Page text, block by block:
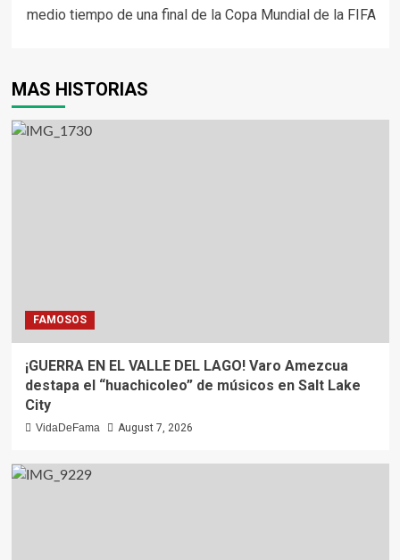
medio tiempo de una final de la Copa Mundial de la FIFA
MAS HISTORIAS
FAMOSOS
¡GUERRA EN EL VALLE DEL LAGO! Varo Amezcua
destapa el “huachicoleo” de músicos en Salt Lake
City
VidaDeFama August 7, 2026